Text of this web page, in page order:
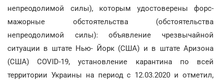
непреодолимой силы), которым удостоверены форс-
мажорные обстоятельства (обстоятельства
непреодолимой силы): объявление чрезвычайной
ситуации в штате Нью- Йорк (США) и в штате Аризона
(США) COVID-19, установление карантина по всей
территории Украины на период с 12.03.2020 и отметил,